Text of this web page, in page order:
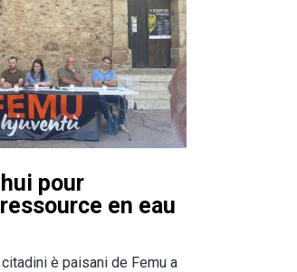
pour
en eau
è paisani de Femu a